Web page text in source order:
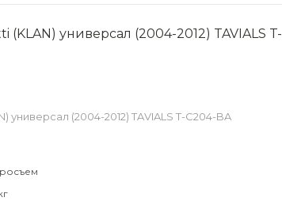
универсал (2004-2012) TAVIALS T-
(2004-2012) TAVIALS T-C204-BA